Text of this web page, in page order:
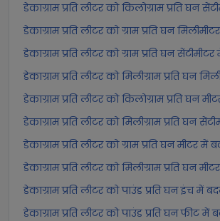
डेकाग्राम प्रति लीटर को किलोग्राम प्रति घन
डेकाग्राम प्रति लीटर को ग्राम प्रति घन
डेकाग्राम प्रति लीटर को ग्राम प्रति घन
डेकाग्राम प्रति लीटर को मिलीग्राम प्रति घन
डेकाग्राम प्रति लीटर को किलोग्राम प्रति घन
डेकाग्राम प्रति लीटर को मिलीग्राम प्रति घन
डेकाग्राम प्रति लीटर को ग्राम प्रति घन मीटर में
डेकाग्राम प्रति लीटर को मिलीग्राम प्रति घन
डेकाग्राम प्रति लीटर को पाउंड प्रति घन इंच में
डेकाग्राम प्रति लीटर को पाउंड प्रति घन फीट में